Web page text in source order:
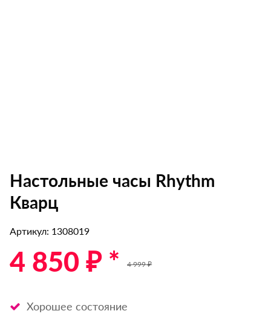
Настольные часы Rhythm
Кварц
Артикул: 1308019
4 850 ₽ * 4 999 ₽
Хорошее состояние